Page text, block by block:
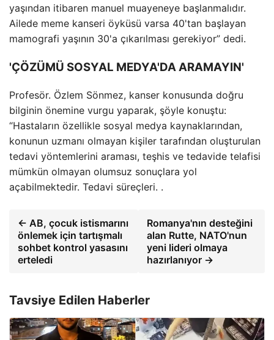
yaşından itibaren manuel muayeneye başlanmalıdır.
Ailede meme kanseri öyküsü varsa 40'tan başlayan
mamografi yaşının 30'a çıkarılması gerekiyor” dedi.
'ÇÖZÜMÜ SOSYAL MEDYA'DA ARAMAYIN'
Profesör. Özlem Sönmez, kanser konusunda doğru
bilginin önemine vurgu yaparak, şöyle konuştu:
“Hastaların özellikle sosyal medya kaynaklarından,
konunun uzmanı olmayan kişiler tarafından oluşturulan
tedavi yöntemlerini araması, teşhis ve tedavide telafisi
mümkün olmayan olumsuz sonuçlara yol
açabilmektedir. Tedavi süreçleri. .
← AB, çocuk istismarını
önlemek için tartışmalı
sohbet kontrol yasasını
erteledi
Romanya'nın desteğini
alan Rutte, NATO'nun
yeni lideri olmaya
hazırlanıyor →
Tavsiye Edilen Haberler